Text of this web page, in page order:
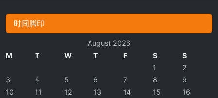
时间脚印
August 2026
M
T W T F S S
1
2
3
4 5 6 7 8
9
10
11 12 13 14 15
16